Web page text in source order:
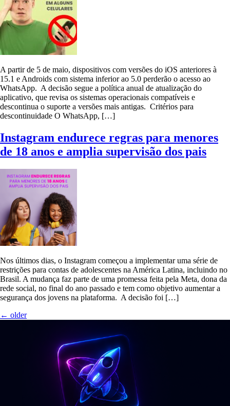
A partir de 5 de maio, dispositivos com versões do iOS anteriores à
15.1 e Androids com sistema inferior ao 5.0 perderão o acesso ao
WhatsApp. A decisão segue a política anual de atualização do
aplicativo, que revisa os sistemas operacionais compatíveis e
descontinua o suporte a versões mais antigas. Critérios para
descontinuidade O WhatsApp, […]
Instagram endurece regras para menores
de 18 anos e amplia supervisão dos pais
Nos últimos dias, o Instagram começou a implementar uma série de
restrições para contas de adolescentes na América Latina, incluindo no
Brasil. A mudança faz parte de uma promessa feita pela Meta, dona da
rede social, no final do ano passado e tem como objetivo aumentar a
segurança dos jovens na plataforma. A decisão foi […]
← older